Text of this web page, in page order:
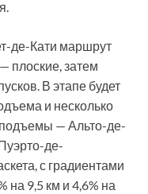
де-Кати маршрут
плоские, затем
В этапе будет
и несколько
— Альто-де-
де-
с градиентами
на 9,5 км и 4,6% на